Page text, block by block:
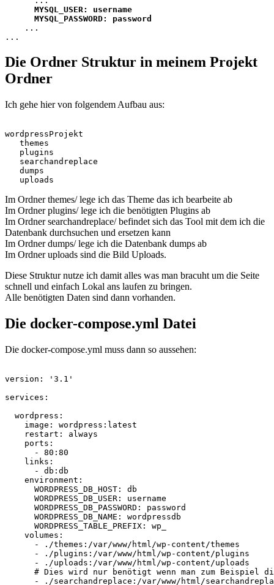
MYSQL_USER: username
      MYSQL_PASSWORD: password
    ...
Die Ordner Struktur in meinem Projekt
Ordner
Ich gehe hier von folgendem Aufbau aus:
wordpressProjekt
   themes
   plugins
   searchandreplace
   dumps
Im Ordner themes/ lege ich das Theme das ich bearbeite ab
Im Ordner plugins/ lege ich die benötigten Plugins ab
Im Ordner searchandreplace/ befindet sich das Tool mit dem ich die
Datenbank durchsuchen und ersetzen kann
Im Ordner dumps/ lege ich die Datenbank dumps ab
Im Ordner uploads sind die Bild Uploads.
Diese Struktur nutze ich damit alles was man bracuht um die Seite
schnell und einfach Lokal ans laufen zu bringen.
Alle benötigten Daten sind dann vorhanden.
Die docker-compose.yml Datei
Die docker-compose.yml muss dann so aussehen:
version: '3.1'
services:
  wordpress:
    image: wordpress:latest
    restart: always
    ports:
      - 80:80
    links:
      - db:db
    environment:
      WORDPRESS_DB_HOST: db
      WORDPRESS_DB_USER: username
      WORDPRESS_DB_PASSWORD: password
      WORDPRESS_DB_NAME: wordpressdb
      WORDPRESS_TABLE_PREFIX: wp_
    volumes:
      - ./themes:/var/www/html/wp-content/themes
      - ./plugins:/var/www/html/wp-content/plugins
      - ./uploads:/var/www/html/wp-content/uploads
# Dies wird nur benötigt wenn man zum Beispiel
- ./searchandreplace:/var/www/html/